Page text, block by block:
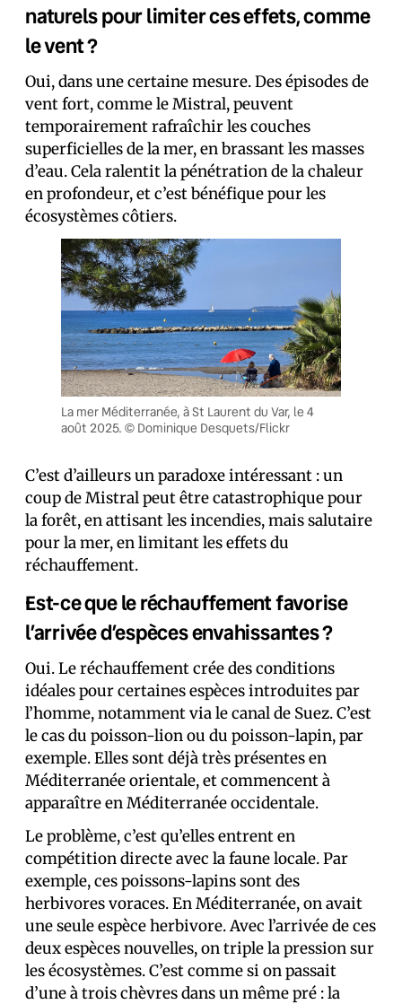
naturels pour limiter ces effets, comme
le vent ?
Oui, dans une certaine mesure. Des épisodes de
vent fort, comme le Mistral, peuvent
temporairement rafraîchir les couches
superficielles de la mer, en brassant les masses
d’eau. Cela ralentit la pénétration de la chaleur
en profondeur, et c’est bénéfique pour les
écosystèmes côtiers.
La mer Méditerranée, à St Laurent du Var, le 4
août 2025. © Dominique Desquets/Flickr
C’est d’ailleurs un paradoxe intéressant : un
coup de Mistral peut être catastrophique pour
la forêt, en attisant les incendies, mais salutaire
pour la mer, en limitant les effets du
réchauffement.
Est-ce que le réchauffement favorise
l’arrivée d’espèces envahissantes ?
Oui. Le réchauffement crée des conditions
idéales pour certaines espèces introduites par
l’homme, notamment via le canal de Suez. C’est
le cas du poisson-lion ou du poisson-lapin, par
exemple. Elles sont déjà très présentes en
Méditerranée orientale, et commencent à
apparaître en Méditerranée occidentale.
Le problème, c’est qu’elles entrent en
compétition directe avec la faune locale. Par
exemple, ces poissons-lapins sont des
herbivores voraces. En Méditerranée, on avait
une seule espèce herbivore. Avec l’arrivée de ces
deux espèces nouvelles, on triple la pression sur
les écosystèmes. C’est comme si on passait
d’une à trois chèvres dans un même pré : la